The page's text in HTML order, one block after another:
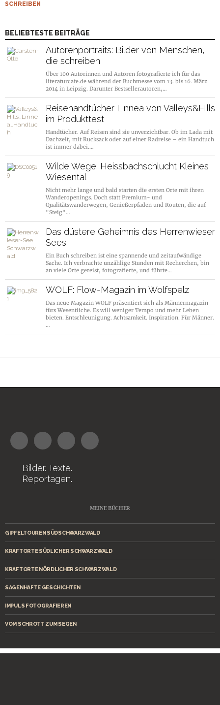
SCHREIBEN
BELIEBTESTE BEITRÄGE
Autorenportraits: Bilder von Menschen,
die schreiben
Über 100 Autorinnen und Autoren fotografierte ich für das
literaturcafe.de während der Buchmesse vom 13. bis 16. März
2014 in Leipzig. Darunter Bestsellerautoren,…
Reisehandtücher Linnea von Valleys&Hills
im Produkttest
Handtücher. Auf Reisen sind sie unverzichtbar. Ob im Lada mit
Dachzelt, mit Rucksack oder auf einer Radreise – ein Handtuch
ist immer dabei.…
Wilde Wege: Heissbachschlucht Kleines
Wiesental
Nicht mehr lange und bald starten die ersten Orte mit ihren
Wanderopenings. Doch statt Premium- und
Qualitätswanderwegen, Genießerpfaden und Routen, die auf
"Steig"…
Das düstere Geheimnis des Herrenwieser
Sees
Ein Buch schreiben ist eine spannende und zeitaufwändige
Sache. Ich verbrachte unzählige Stunden mit Recherchen, bin
an viele Orte gereist, fotografierte, und führte…
WOLF: Flow-Magazin im Wolfspelz
Das neue Magazin WOLF präsentiert sich als Männermagazin
fürs Wesentliche. Es will weniger Tempo und mehr Leben
bieten. Entschleunigung. Achtsamkeit. Inspiration. Für Männer.
…
Bilder. Texte.
Reportagen.
MEINE BÜCHER
GIPFELTOUREN SÜDSCHWARZWALD
KRAFTORTE SÜDLICHER SCHWARZWALD
KRAFTORTE NÖRDLICHER SCHWARZWALD
SAGENHAFTE GESCHICHTEN
IMPULS FOTOGRAFIEREN
VOM SCHROTT ZUM SEGEN